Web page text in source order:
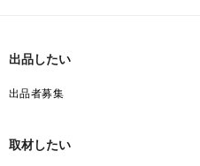
出品したい
出品者募集
取材したい